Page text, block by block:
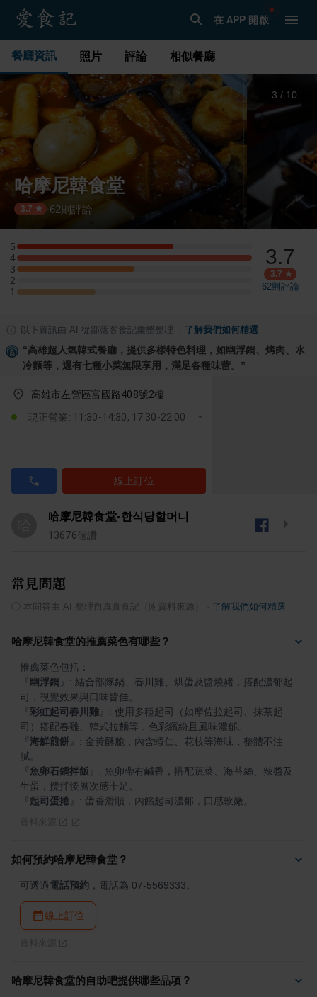
在 APP 開啟
餐廳資訊 照片 評論 相似餐廳
3 / 10
哈摩尼韓食堂
3.7 ·62則評論
5
5 星：4 則評論
4
4 星：6 則評論
3
3 星：3 則評論
2
2 星：0 則評論
1
1 星：2 則評論
3.7
3.7
62則評論
以下資訊由 AI 從部落客食記彙整整理 了解我們如何精選
“高雄超人氣韓式餐廳，提供多樣特色料理，如幽浮鍋、烤肉、水
冷麵等，還有七種小菜無限享用，滿足各種味蕾。 ”
高雄市左營區富國路408號2樓
現正營業: 11:30-14:30, 17:30-22:00
線上訂位
哈摩尼韓食堂-한식당할머니
13676個讚
常見問題
本問答由 AI 整理自真實食記（附資料來源） 了解我們如何精選
哈摩尼韓食堂的推薦菜色有哪些？
幽浮鍋
: 結合部隊鍋、春川雞、烘蛋及醬燒豬，搭配濃郁起
彩虹起司春川雞
: 使用多種起司（如摩佐拉起司、抹茶起
海鮮煎餅
: 金黃酥脆，內含蝦仁、花枝等海味，整體不油
魚卵石鍋拌飯
: 魚卵帶有鹹香，搭配蔬菜、海苔絲、辣醬及
起司蛋捲 : 蛋香滑順，內餡起司濃郁，口感軟嫩。
如何預約哈摩尼韓食堂？
可透過電話預約 ，電話為 07-5569333。
線上訂位
哈摩尼韓食堂的自助吧提供哪些品項？